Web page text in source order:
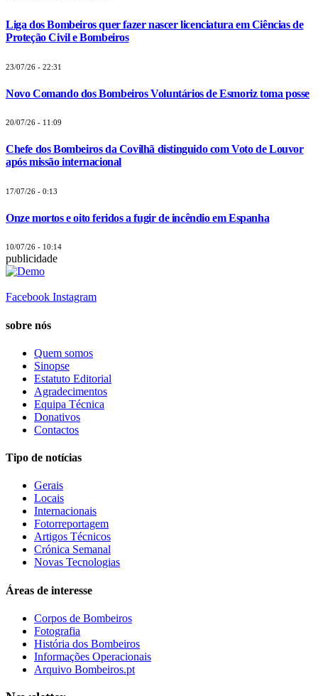
Liga dos Bombeiros quer fazer nascer licenciatura em Ciências de
Proteção Civil e Bombeiros
23/07/26 - 22:31
Novo Comando dos Bombeiros Voluntários de Esmoriz toma posse
20/07/26 - 11:09
Chefe dos Bombeiros da Covilhã distinguido com Voto de Louvor
após missão internacional
17/07/26 - 0:13
Onze mortos e oito feridos a fugir de incêndio em Espanha
10/07/26 - 10:14
publicidade
Facebook Instagram
sobre nós
Quem somos
Sinopse
Estatuto Editorial
Agradecimentos
Equipa Técnica
Donativos
Contactos
Tipo de notícias
Gerais
Locais
Internacionais
Fotorreportagem
Artigos Técnicos
Crónica Semanal
Novas Tecnologias
Áreas de interesse
Corpos de Bombeiros
Fotografia
História dos Bombeiros
Informações Operacionais
Arquivo Bombeiros.pt